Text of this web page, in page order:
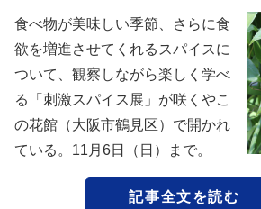
食べ物が美味しい季節、さらに食
欲を増進させてくれるスパイスに
ついて、観察しながら楽しく学べ
る「刺激スパイス展」が咲くやこ
の花館（大阪市鶴見区）で開かれ
ている。11月6日（日）まで。
記事全文を読む